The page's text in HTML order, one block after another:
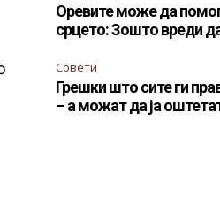
Оревите може да
срцето: Зошто вреди
Совети
Грешки што сите ги
– а можат да ја